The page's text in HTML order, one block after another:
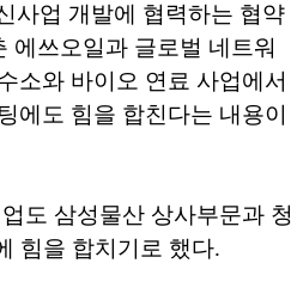
사업 개발에 협력하는 협약
에쓰오일과 글로벌 네트워
소와 바이오 연료 사업에서
에도 힘을 합친다는 내용이
도 삼성물산 상사부문과 청
힘을 합치기로 했다.